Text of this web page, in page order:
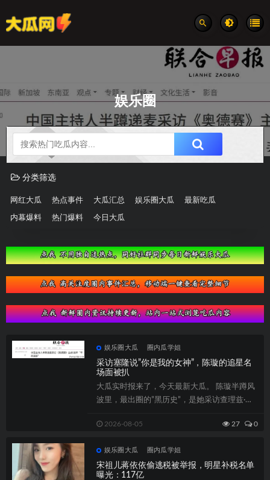
娱乐圈
吃瓜分类速览
分类筛选
网红大瓜 热点事件 大瓜汇总 娱乐圈大瓜 最新吃瓜
内幕爆料 热门爆料 今日大瓜
娱乐圈大瓜 圈内瓜学姐
采访塞隆说”你是我的女神”，陈璇的追星名
场面被扒
大瓜实时报来了，今天最新大瓜。 陈璇半蹲风
波里，最出圈的”黑历史”，是她采访查理兹·塞
2026-08-05 27 0
娱乐圈大瓜 圈内瓜学姐
宋祖儿蒋依依偷逃税被举报，明星补税名单
曝光：117亿